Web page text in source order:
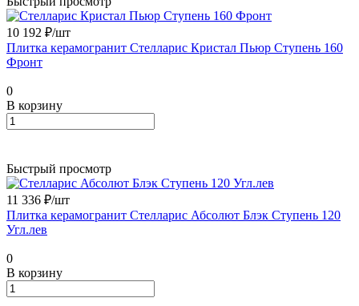
10 192 ₽/шт
Плитка керамогранит Стелларис Кристал Пьюр Ступень 160
Фронт
0
В корзину
Быстрый просмотр
11 336 ₽/шт
Плитка керамогранит Стелларис Абсолют Блэк Ступень 120
Угл.лев
0
В корзину